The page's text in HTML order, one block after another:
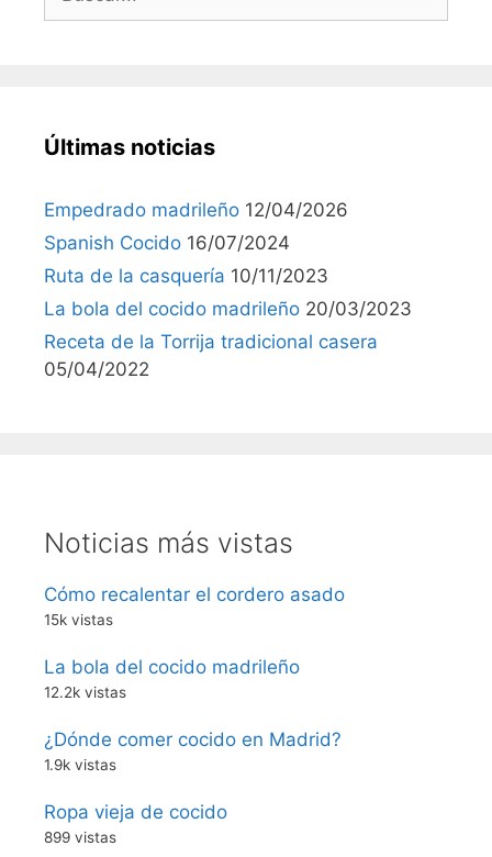
Últimas noticias
Empedrado madrileño 12/04/2026
Spanish Cocido 16/07/2024
Ruta de la casquería 10/11/2023
La bola del cocido madrileño 20/03/2023
Receta de la Torrija tradicional casera
05/04/2022
Noticias más vistas
Cómo recalentar el cordero asado
15k vistas
La bola del cocido madrileño
12.2k vistas
¿Dónde comer cocido en Madrid?
1.9k vistas
Ropa vieja de cocido
899 vistas